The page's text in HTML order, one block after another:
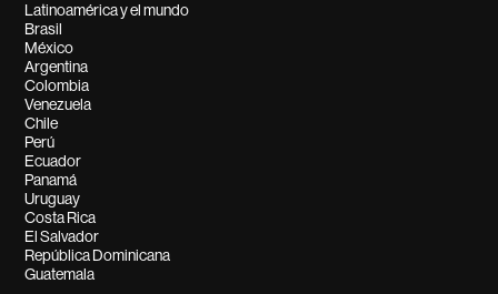
Latinoamérica y el mundo
Brasil
México
Argentina
Colombia
Venezuela
Chile
Perú
Ecuador
Panamá
Uruguay
Costa Rica
El Salvador
República Dominicana
Guatemala